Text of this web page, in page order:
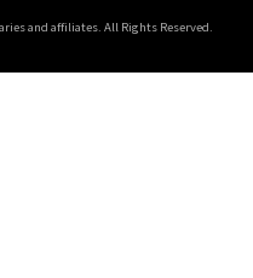
and affiliates. All Rights Reserved.